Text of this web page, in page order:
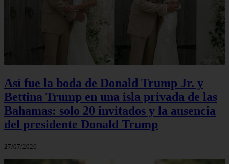
Así fue la boda de Donald Trump Jr. y
Bettina Trump en una isla privada de las
Bahamas: solo 20 invitados y la ausencia
del presidente Donald Trump
27/07/2026